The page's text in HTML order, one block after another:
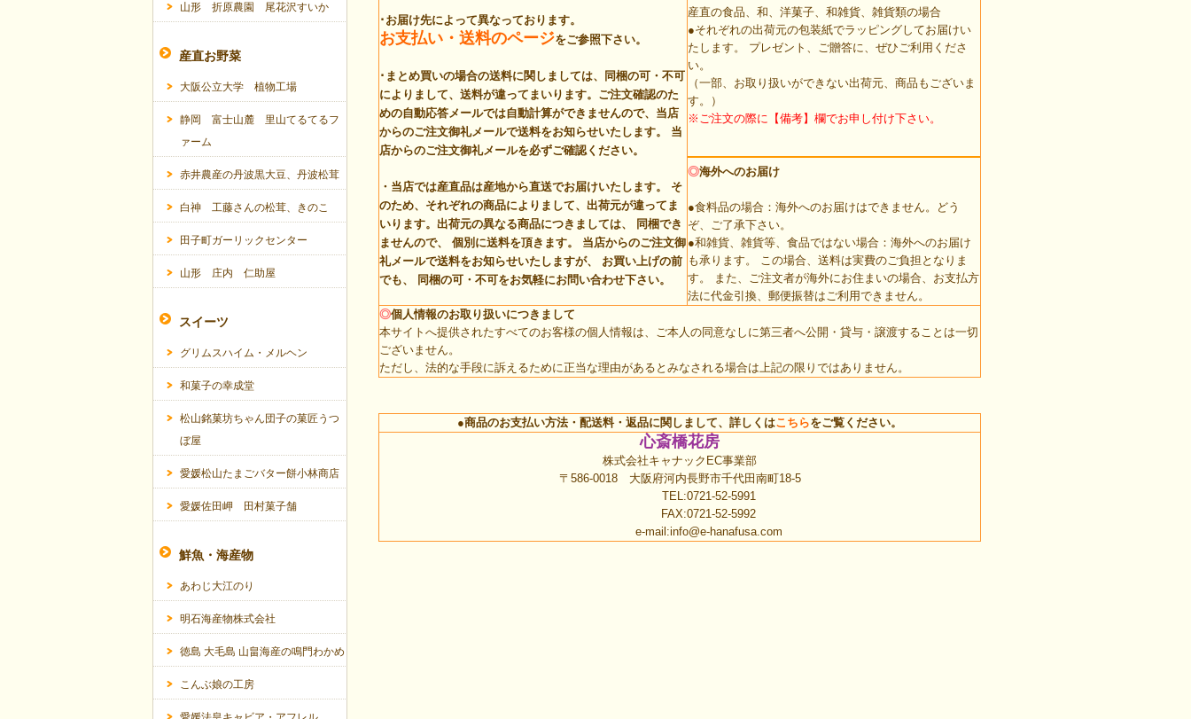
･お届け先によって異なっております。
お支払い・送料のページをご参照下さい。
･まとめ買いの場合の送料に関しましては、同梱の可・不可
によりまして、送料が違ってまいります。ご注文確認のた
めの自動応答メールでは自動計算ができませんので、当店
からのご注文御礼メールで送料をお知らせいたします。 当
店からのご注文御礼メールを必ずご確認ください。
・当店では産直品は産地から直送でお届けいたします。 そ
のため、それぞれの商品によりまして、出荷元が違ってま
いります。 出荷元の異なる商品につきましては、 同梱でき
ませんので、 個別に送料を頂きます。
当店からのご注文御
礼メールで送料をお知らせいたしますが、 お買い上げの前
でも、 同梱の可・不可をお気軽にお問い合わせ下さい。
産直の食品、和、洋菓子、和雑貨、雑貨類の場合
●それぞれの出荷元の包装紙でラッピングしてお届けい
たします。 プレゼント、ご贈答に、ぜひご利用くださ
い。
（一部、お取り扱いができない出荷元、商品もございま
す。）
※ご注文の際に【備考】欄でお申し付け下さい。
◎海外へのお届け
●食料品の場合：海外へのお届けはできません。どう
ぞ、ご了承下さい。
●和雑貨、雑貨等、食品ではない場合：海外へのお届け
も承ります。 この場合、送料は実費のご負担となりま
す。 また、ご注文者が海外にお住まいの場合、お支払方
法に代金引換、郵便振替はご利用できません。
◎個人情報のお取り扱いにつきまして
本サイトへ提供されたすべてのお客様の個人情報は、ご本人の同意なしに第三者へ公開・貸与・譲渡することは一切
ございません。
ただし、法的な手段に訴えるために正当な理由があるとみなされる場合は上記の限りではありません。
●商品のお支払い方法・配送料・返品に関しまして、詳しくはこちらをご覧ください。
心斎橋花房
株式会社キャナックEC事業部
〒586-0018 大阪府河内長野市千代田南町18-5
TEL:0721-52-5991
FAX:0721-52-5992
e-mail:info@e-hanafusa.com
山形 折原農園 尾花沢すいか
産直お野菜
大阪公立大学 植物工場
静岡 富士山麓 里山てるてるフ
ァーム
赤井農産の丹波黒大豆、丹波松茸
白神 工藤さんの松茸、きのこ
田子町ガーリックセンター
山形 庄内 仁助屋
スイーツ
グリムスハイム・メルヘン
和菓子の幸成堂
松山銘菓坊ちゃん団子の菓匠うつ
ぼ屋
愛媛松山たまごバター餅小林商店
愛媛佐田岬 田村菓子舗
鮮魚・海産物
あわじ大江のり
明石海産物株式会社
徳島 大毛島 山畠海産の鳴門わかめ
こんぶ娘の工房